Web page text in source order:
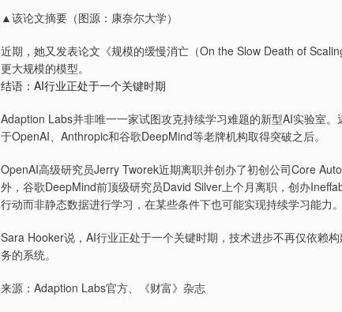
▲该论文摘要（图源：康奈尔大学）
近期，她又发表论文《规模的缓慢消亡（On the Slow Death of
更大规模的模型。
结语：AI行业正处于一个关键时期
Adaption Labs并非唯一一家试图攻克持续学习难题的新型AI实验室
于OpenAI、Anthropic和谷歌DeepMind等老牌机构取得突破之后。
OpenAI高级研究员Jerry Tworek近期离职并创办了初创公司Core
外，谷歌DeepMind前顶级研究员David Silver上个月离职，创办
行动而非静态数据进行学习，在某些条件下也可能实现持续学习能力。
Sara Hooker说，AI行业正处于一个关键时期，技术进步不再仅依赖
务的系统。
来源：Adaption Labs官方、《财富》杂志